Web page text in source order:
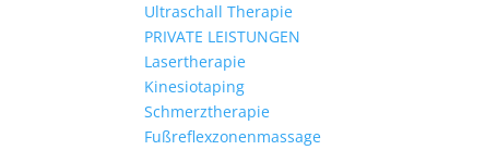
Ultraschall Therapie
PRIVATE LEISTUNGEN
Lasertherapie
Kinesiotaping
Schmerztherapie
Fußreflexzonenmassage